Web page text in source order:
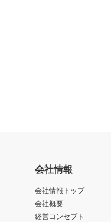
会社情報
会社情報トップ
会社概要
経営コンセプト